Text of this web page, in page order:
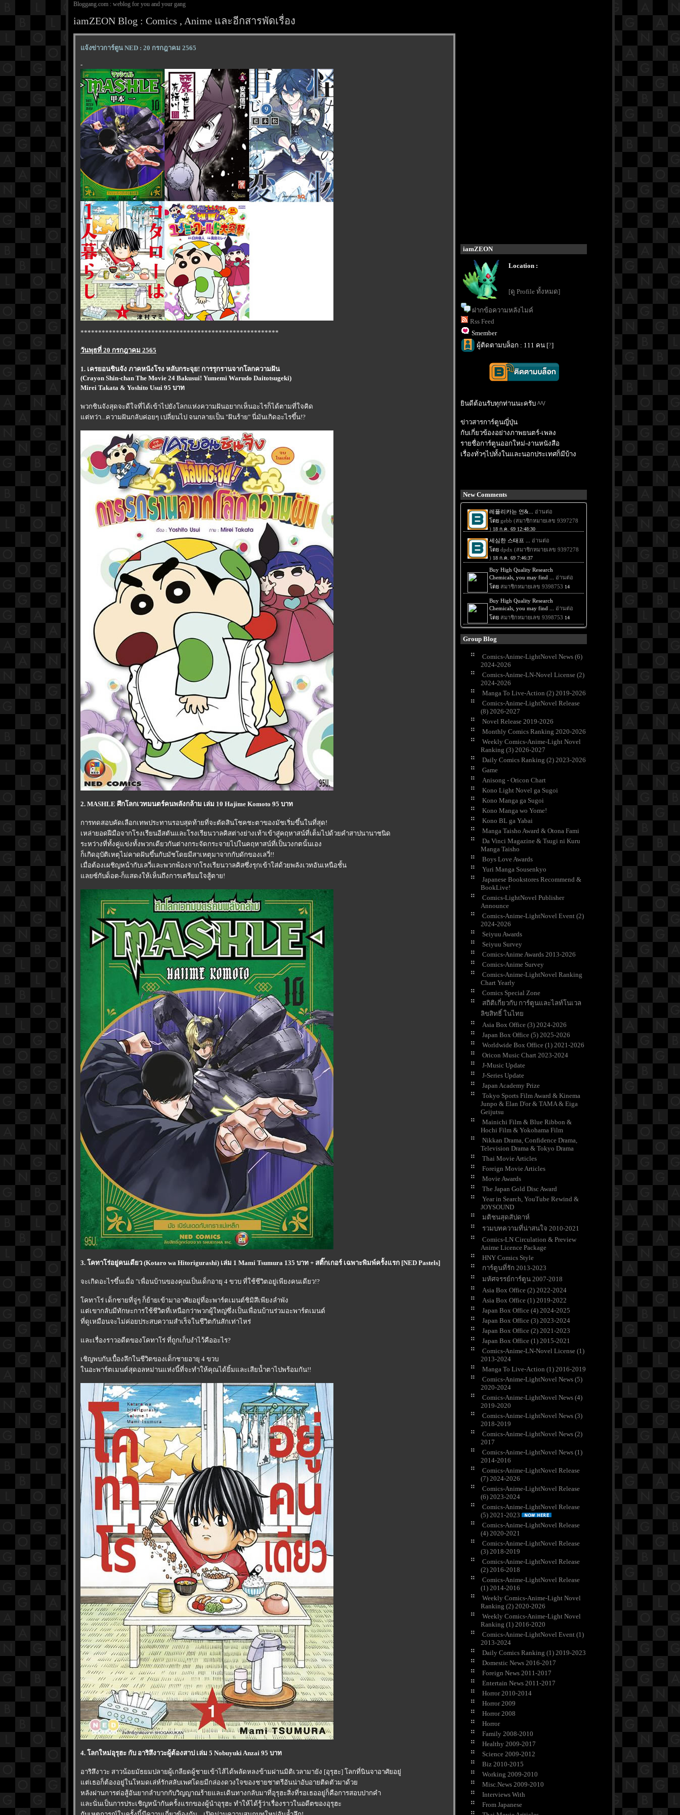
Bloggang.com : weblog for you and your gang
iamZEON Blog : Comics , Anime และอีกสารพัดเรื่อง
จ้งข่าวการ์ตูน NED : 20 กรกฎาคม 2565
-
********************************************************
วันพุธที่ 20 กรกฎาคม 2565
1. เครยอนชินจัง ภาคหนังโรง หลับกระจุย! การรุกรานจากโลกความฝัน
(Crayon Shin-chan The Movie 24 Bakusui! Yumemi Warudo Daitotsugeki)
Mirei Takata & Yoshito Usui 95 บาท
พวกชินจังสุดจะดีใจที่ได้เข้าไปยังโลกแห่งความฝันอยากเห็นอะไรก็ได้ตามที่ใจคิด
ต่ทว่า...ความฝันกลับค่อยๆ เปลี่ยนไป จนกลายเป็น "ฝันร้าย" นี่มันเกิดอะไรขึ้น!?
2. MASHLE ศึกโลกเวทมนตร์คนพลังกล้าม เล่ม 10 Hajime Komoto 95 บาท
การทดสอบคัดเลือกเทพประทานรอบสุดท้ายที่จะตัดสินโชคชะตาของมัชเริ่มขึ้นในที่สุด!
เหล่ายอดฝีมือจากโรงเรียนอีสตันและโรงเรียนวาลคิสต่างย่างเท้าเข้าสู่คฤหาสน์ที่เต็มไปด้วยคำสาปนานาชนิด
ระหว่างที่ทั้งคู่แข่งทั้งพวกเดียวกันต่างกระจัดกระจายไปในคฤหาสน์ที่เป็นวงกตนั้นเอง
ก็เกิดอุบัติเหตุไม่คาดฝันขึ้นกับมัชโดยมีสาเหตุมาจากกับดักของเลวี่!!
เมื่อต้องเผชิญหน้ากับเลวี่และพวกพ้องจากโรงเรียนวาลคิสซึ่งรุกเข้าใส่ด้วยพลังเวทอันเหนือชั้น
ลยซ์กับด็อต-ก็แสดงให้เห็นถึงการเตรียมใจสู้ตาย!
3. โคทาโร่อยู่คนเดียว (Kotaro wa Hitorigurashi) เล่ม 1 Mami Tsumura 135 บาท + สติ๊กเกอร์ เฉพาะพิมพ์ครั้งแรก [NED Pastels]
จะเกิดอะไรขึ้นเมื่อ "เพื่อนบ้านของคุณเป็นเด็กอายุ 4 ขวบ ที่ใช้ชีวิตอยู่เพียงคนเดียว!?
คทาโร่ เด็กชายที่จู่ๆ ก็ย้ายเข้ามาอาศัยอยู่ที่อะพาร์ตเมนต์ชิมิสึเพียงลำพัง
ต่เขากลับมีทักษะการใช้ชีวิตที่เหนือกว่าพวกผู้ใหญ่ซึ่งเป็นเพื่อนบ้านร่วมอะพาร์ตเมนต์
ที่ดูเหมือนจะไม่ค่อยประสบความสำเร็จในชีวิตกันสักเท่าไหร่
ละเรื่องราวอดีตของโคทาโร่ ที่ถูกเก็บงำไว้คืออะไร?
เชิญพบกับเบื้องลึกในชีวิตของเด็กชายอายุ 4 ขวบ
นอะพาร์ตเมนต์สุดอลหม่านแห่งนี้ที่จะทำให้คุณได้ยิ้มและเสียน้ำตาไปพร้อมกัน!!
4. โลกใหม่อุรุฮะ กับ อาริสึงาวะผู้ต้องสาป เล่ม 5 Nobuyuki Anzai 95 บาท
อาริสึงาวะ สาวน้อยมัธยมปลายผู้เกลียดผู้ชายเข้าไส้ได้พลัดหลงข้ามผ่านมิติเวลามายัง [อุรุฮะ] โลกที่นินจาอาศัยอยู่
ต่เธอก็ต้องอยู่ในโหมดเล่ห์รักสลับเพศโดยมีกล่องดวงใจของชายชาตรีอันน่าอับอายติดตัวมาด้ว
หลังผ่านการต่อสู้อันยากลำบากกับวิญญาณร้ายและเดินทางกลับมาที่อุรุฮะสิ่งที่รอเธออยู่ก็คือการสอบปากคำ
ละนั่นเป็นการประเชิญหน้ากันครั้งแรกของผู้นำอุรุฮะ ทำให้ได้รู้ว่าเรื่องราวในอดีตของอุรุฮะ
iamZEON
Location :
[ดู Profile ทั้งหมด]
ฝากข้อความหลังไมค์
Rss Feed
Smember
ผู้ติดตามบล็อก : 111 คน [?]
ินดีต้อนรับทุกท่านนะครับ ^^/
ข่าวสารการ์ตูนญี่ปุ่น
กับเกี่ยวข้องอย่างภาพยนตร์-เพลง
รายชื่อการ์ตูนออกใหม่-งานหนังสือ
เรื่องทั่วๆไปทั้งในและนอกประเทศก็มีบ้าง
New Comments
Group Blog
Comics-Anime-LightNovel News (6)
2024-2026
Comics-Anime-LN-Novel License (2)
2024-2026
Manga To Live-Action (2) 2019-2026
Comics-Anime-LightNovel Release
(8) 2026-2027
Novel Release 2019-2026
Monthly Comics Ranking 2020-2026
Weekly Comics-Anime-Light Novel
Ranking (3) 2026-2027
Daily Comics Ranking (2) 2023-2026
Game
Anisong - Oricon Chart
Kono Light Novel ga Sugoi
Kono Manga ga Sugoi
Kono Manga wo Yome!
Kono BL ga Yabai
Manga Taisho Award & Otona Fami
Da Vinci Magazine & Tsugi ni Kuru
Manga Taisho
Boys Love Awards
Yuri Manga Sousenkyo
Japanese Bookstores Recommend &
BookLive!
Comics-LightNovel Publisher
Announce
Comics-Anime-LightNovel Event (2)
2024-2026
Seiyuu Awards
Seiyuu Survey
Comics-Anime Awards 2013-2026
Comics-Anime Survey
Comics-Anime-LightNovel Ranking
Chart Yearly
Comics Special Zone
สถิติเกี่ยวกับ การ์ตูนและไลท์โนเวล
ลิขสิทธิ์ ในไท
Asia Box Office (3) 2024-2026
Japan Box Office (5) 2025-2026
Worldwide Box Office (1) 2021-2026
Oricon Music Chart 2023-2024
J-Music Update
J-Series Update
Japan Academy Prize
Tokyo Sports Film Award & Kinema
Junpo & Elan D'or & TAMA & Eiga
Geijutsu
Mainichi Film & Blue Ribbon &
Hochi Film & Yokohama Film
Nikkan Drama, Confidence Drama,
Television Drama & Tokyo Drama
Thai Movie Articles
Foreign Movie Articles
Movie Awards
The Japan Gold Disc Award
Year in Search, YouTube Rewind &
JOYSOUND
มติชนสุดสัปดาห์
รวมบทความที่น่าสนใจ 2010-2021
Comics-LN Circulation & Preview
Anime Licence Package
HNY Comics Style
การ์ตูนที่รัก 2013-2023
มหัศจรรย์การ์ตูน 2007-2018
Asia Box Office (2) 2022-2024
Asia Box Office (1) 2019-2022
Japan Box Office (4) 2024-2025
Japan Box Office (3) 2023-2024
Japan Box Office (2) 2021-2023
Japan Box Office (1) 2015-2021
Comics-Anime-LN-Novel License (1)
2013-2024
Manga To Live-Action (1) 2016-2019
Comics-Anime-LightNovel News (5)
2020-2024
Comics-Anime-LightNovel News (4)
2019-2020
Comics-Anime-LightNovel News (3)
2018-2019
Comics-Anime-LightNovel News (2)
2017
Comics-Anime-LightNovel News (1)
2014-2016
Comics-Anime-LightNovel Release
(7) 2024-2026
Comics-Anime-LightNovel Release
(6) 2023-2024
Comics-Anime-LightNovel Release
(5) 2021-2023
Comics-Anime-LightNovel Release
(4) 2020-2021
Comics-Anime-LightNovel Release
(3) 2018-2019
Comics-Anime-LightNovel Release
(2) 2016-2018
Comics-Anime-LightNovel Release
(1) 2014-2016
Weekly Comics-Anime-Light Novel
Ranking (2) 2020-2026
Weekly Comics-Anime-Light Novel
Ranking (1) 2016-2020
Comics-Anime-LightNovel Event (1)
2013-2024
Daily Comics Ranking (1) 2019-2023
Domestic News 2016-2017
Foreign News 2011-2017
Entertain News 2011-2017
Horror 2010-2014
Horror 2009
Horror 2008
Horror
Family 2008-2010
Healthy 2009-2017
Science 2009-2012
Biz 2010-2015
Working 2009-2010
Misc.News 2009-2010
Interviews With
From Japanese